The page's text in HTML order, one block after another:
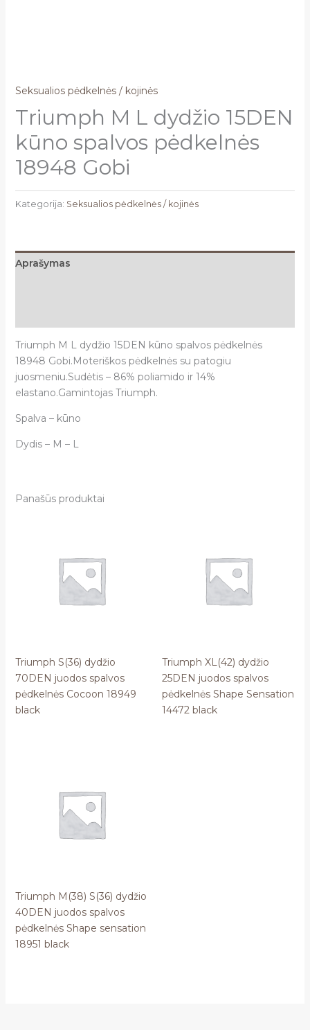
Seksualios pėdkelnės / kojinės
Triumph M L dydžio 15DEN
kūno spalvos pėdkelnės
18948 Gobi
Kategorija: Seksualios pėdkelnės / kojinės
Aprašymas
Triumph M L dydžio 15DEN kūno spalvos pėdkelnės
18948 Gobi.Moteriškos pėdkelnės su patogiu
juosmeniu.Sudėtis – 86% poliamido ir 14%
elastano.Gamintojas Triumph.
Spalva – kūno
Dydis – M – L
Panašūs produktai
Triumph S(36) dydžio
70DEN juodos spalvos
pėdkelnės Cocoon 18949
black
Triumph XL(42) dydžio
25DEN juodos spalvos
pėdkelnės Shape Sensation
14472 black
Triumph M(38) S(36) dydžio
40DEN juodos spalvos
pėdkelnės Shape sensation
18951 black